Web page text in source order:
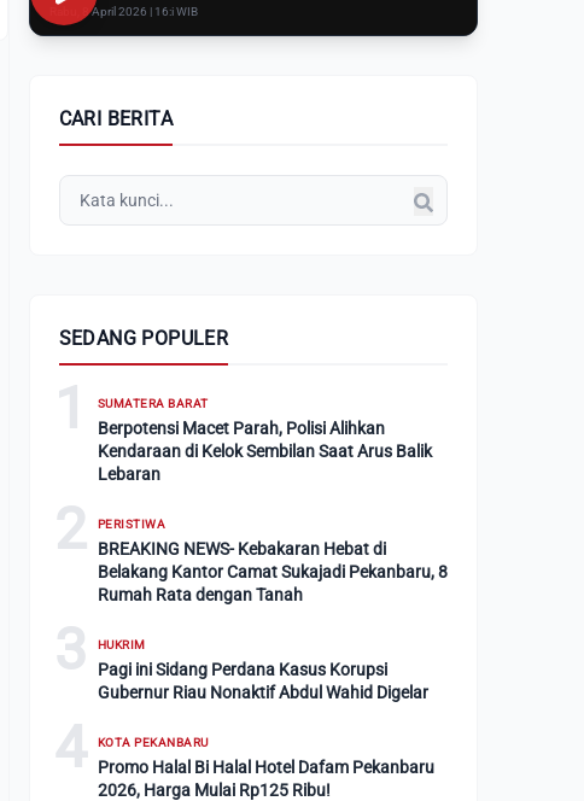
Rabu, 8 April 2026 | 16:i WIB
CARI BERITA
SEDANG POPULER
1 SUMATERA BARAT
Berpotensi Macet Parah, Polisi Alihkan
Kendaraan di Kelok Sembilan Saat Arus Balik
Lebaran
2 PERISTIWA
BREAKING NEWS- Kebakaran Hebat di
Belakang Kantor Camat Sukajadi Pekanbaru, 8
Rumah Rata dengan Tanah
3 HUKRIM
Pagi ini Sidang Perdana Kasus Korupsi
Gubernur Riau Nonaktif Abdul Wahid Digelar
4 KOTA PEKANBARU
Promo Halal Bi Halal Hotel Dafam Pekanbaru
2026, Harga Mulai Rp125 Ribu!